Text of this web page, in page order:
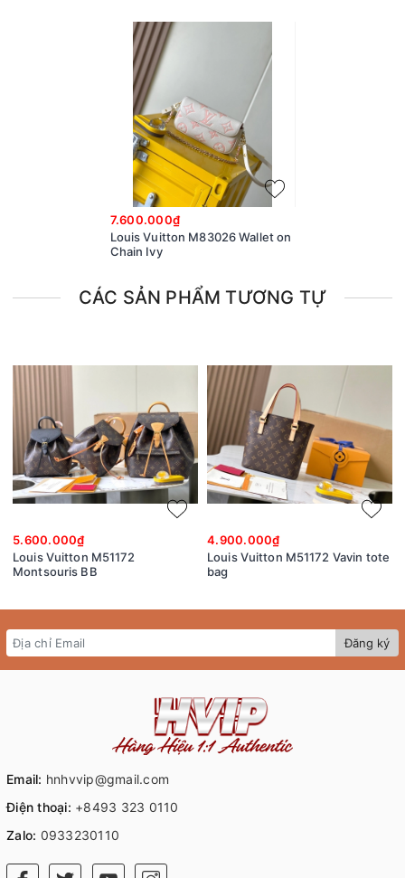
7.600.000₫
Louis Vuitton M83026 Wallet on
Chain Ivy
CÁC SẢN PHẨM TƯƠNG TỰ
5.600.000₫
Louis Vuitton M51172
Montsouris BB
4.900.000₫
Louis Vuitton M51172 Vavin tote
bag
Đăng ký
Email: hnhvvip@gmail.com
Điện thoại: +8493 323 0110
Zalo: 0933230110